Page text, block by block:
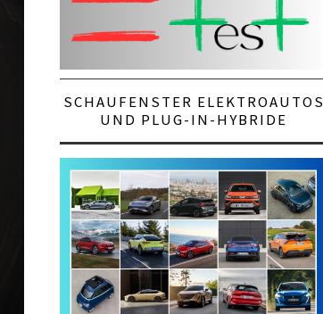
SCHAUFENSTER ELEKTROAUTOS
UND PLUG-IN-HYBRIDE